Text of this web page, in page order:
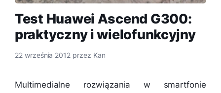
Test Huawei Ascend G300:
praktyczny i wielofunkcyjny
22 września 2012 przez Kan
Multimedialne rozwiązania w smartfonie